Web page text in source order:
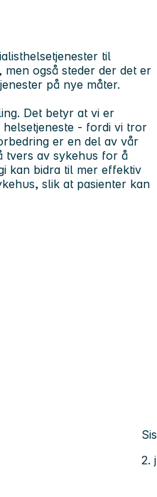
til
også steder der det er
på nye måter.
Det betyr at vi er
- fordi vi tror
er en del av vår
tvers av sykehus for å
kan bidra til mer effektiv
slik at pasienter kan
2.